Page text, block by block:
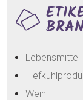
Lebensmittel
Wein